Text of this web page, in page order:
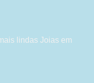
lindas Joias em